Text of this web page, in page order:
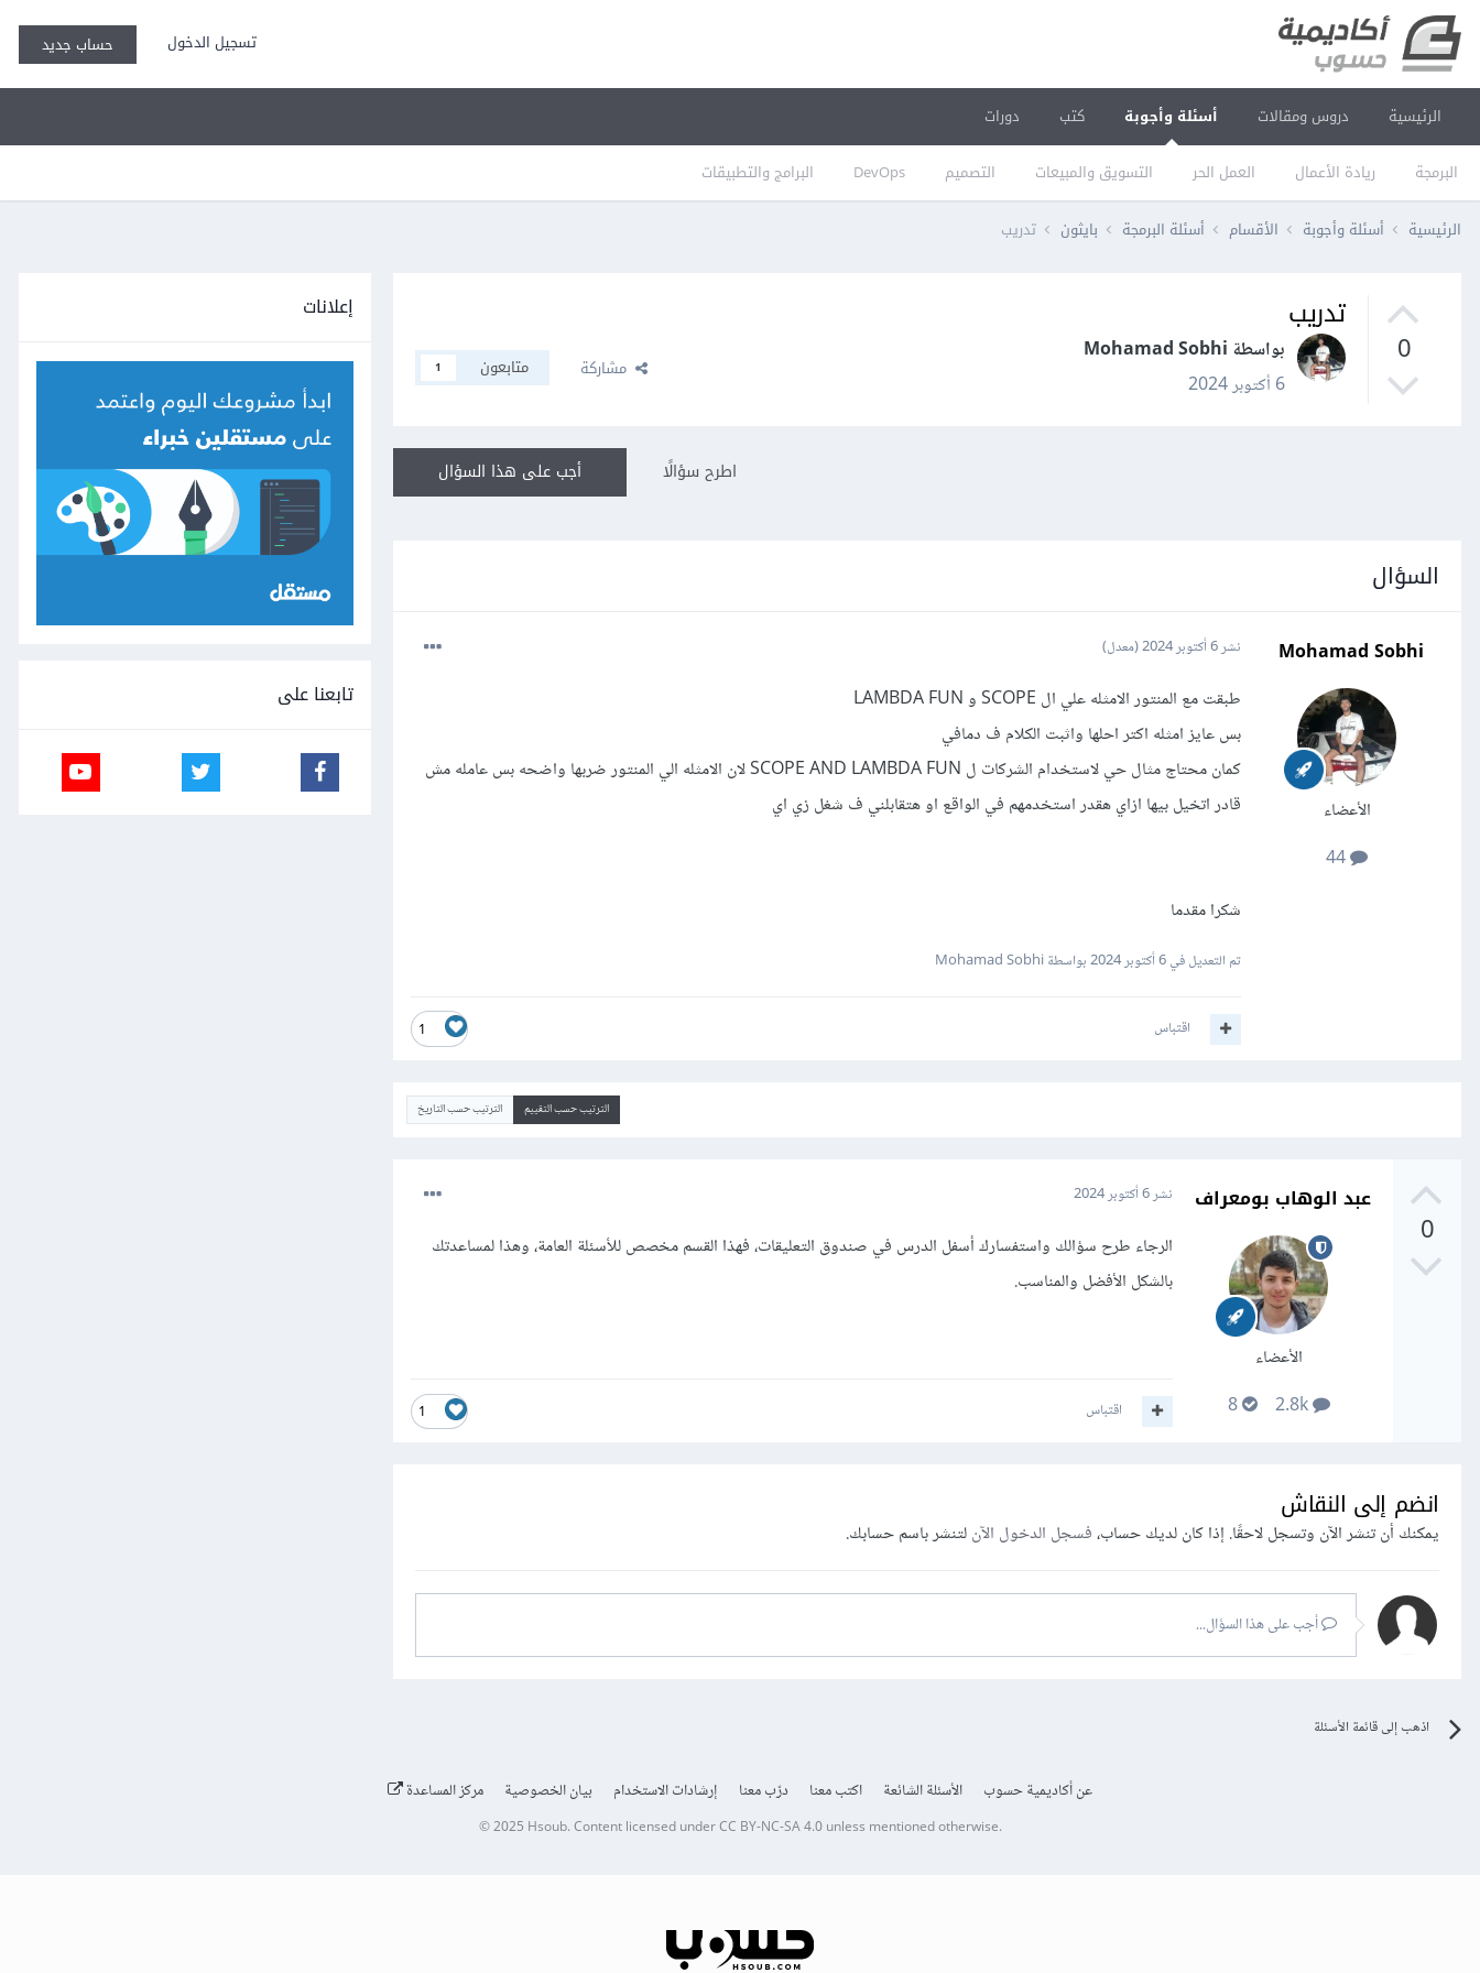
تسجيل الدخول حساب جديد
الرئيسية دروس ومقالات أسئلة وأجوبة
البرمجة ريادة الأعمال العمل الحر التسويق والمبيعات التصميم DevOps البرامج والتطبيقات
كتب دورات
الرئيسية أسئلة وأجوبة الأقسام أسئلة البرمجة بايثون تدريب
0
تدريب
بواسطة Mohamad Sobhi
6 أكتوبر 2024
مشاركة متابعون 1
أجب على هذا السؤال اطرح سؤالًا
السؤال
Mohamad Sobhi
الأعضاء
نشر6 أكتوبر 2024 (معدل)
طبقت مع المنتور الامثله علي ال SCOPE و LAMBDA FUN
بس عايز امثله اكتر احلها واثبت الكلام ف دمافي
كمان محتاج مثال حي لاستخدام الشركات ل SCOPE AND LAMBDA FUN لان الامثله الي المنتور ضربها واضحه بس عامله مش
قادر اتخيل بيها ازاي هقدر استخدمهم في الواقع او هتقابلني ف شغل زي اي
شكرا مقدما
تم التعديل في6 أكتوبر 2024 بواسطة Mohamad Sobhi
1 اقتباس
الترتيب حسب التقييم الترتيب حسب التاريخ
0
عبد الوهاب بومعراف
الأعضاء
2.8k
8
نشر6 أكتوبر 2024
الرجاء طرح سؤالك واستفسارك أسفل الدرس في صندوق التعليقات، فهذا القسم مخصص للأسئلة العامة، وهذا لمساعدتك
بالشكل الأفضل والمناسب.
1 اقتباس
انضم إلى النقاش
يمكنك أن تنشر الآن وتسجل لاحقًا. إذا كان لديك حساب،فسجل الدخول الآنلتنشر باسم حسابك.
أجب على هذا السؤال...
اذهب إلى قائمة الأسئلة
إعلانات
تابعنا على
عن أكاديمية حسوب الأسئلة الشائعة اكتب معنا درّب معنا إرشادات الاستخدام بيان الخصوصية مركز المساعدة
© 2025 Hsoub.Content licensed underCC BY-NC-SA 4.0unless mentioned otherwise.